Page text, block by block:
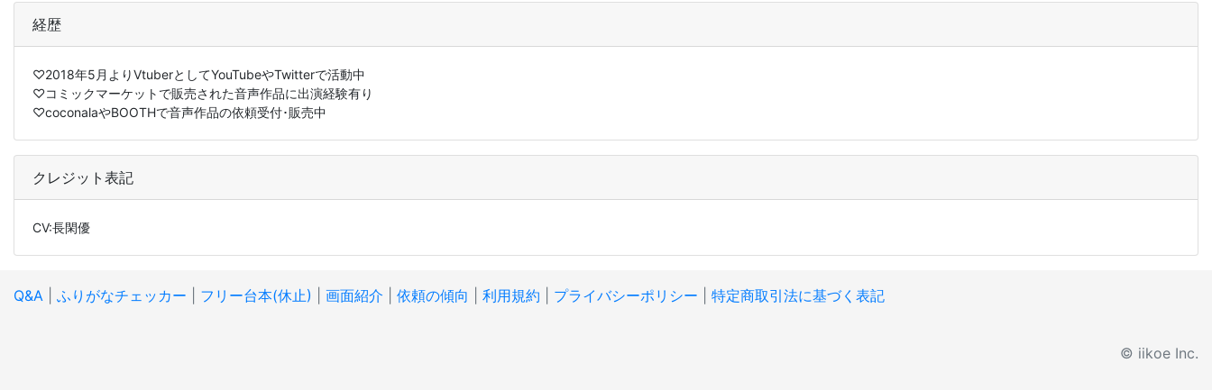
経歴
♡2018年5月よりVtuberとしてYouTubeやTwitterで活動中
♡コミックマーケットで販売された音声作品に出演経験有り
♡coconalaやBOOTHで音声作品の依頼受付･販売中
クレジット表記
CV:長閑優
Q&A ふりがなチェッカー フリー台本(休止) 画面紹介 依頼の傾向 利用規約 プライバシーポリシー 特定商取引法に基づく表記
© iikoe Inc.